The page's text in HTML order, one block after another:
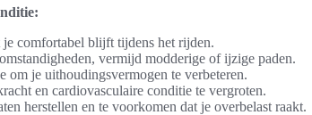
comfortabel blijft tijdens het rijden.
vermijd modderige of ijzige paden.
om je uithoudingsvermogen te verbeteren.
en cardiovasculaire conditie te vergroten.
herstellen en te voorkomen dat je overbelast raakt.